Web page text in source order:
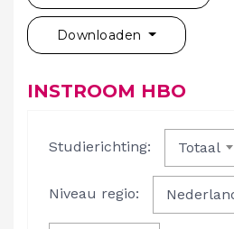
Downloaden
INSTROOM HBO